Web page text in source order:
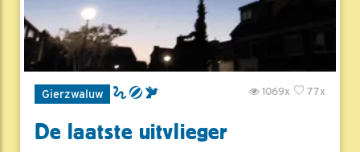
Gierzwaluw 77x
1069x
De laatste uitvlieger